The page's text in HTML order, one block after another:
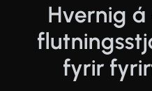
Hvernig
fyrir